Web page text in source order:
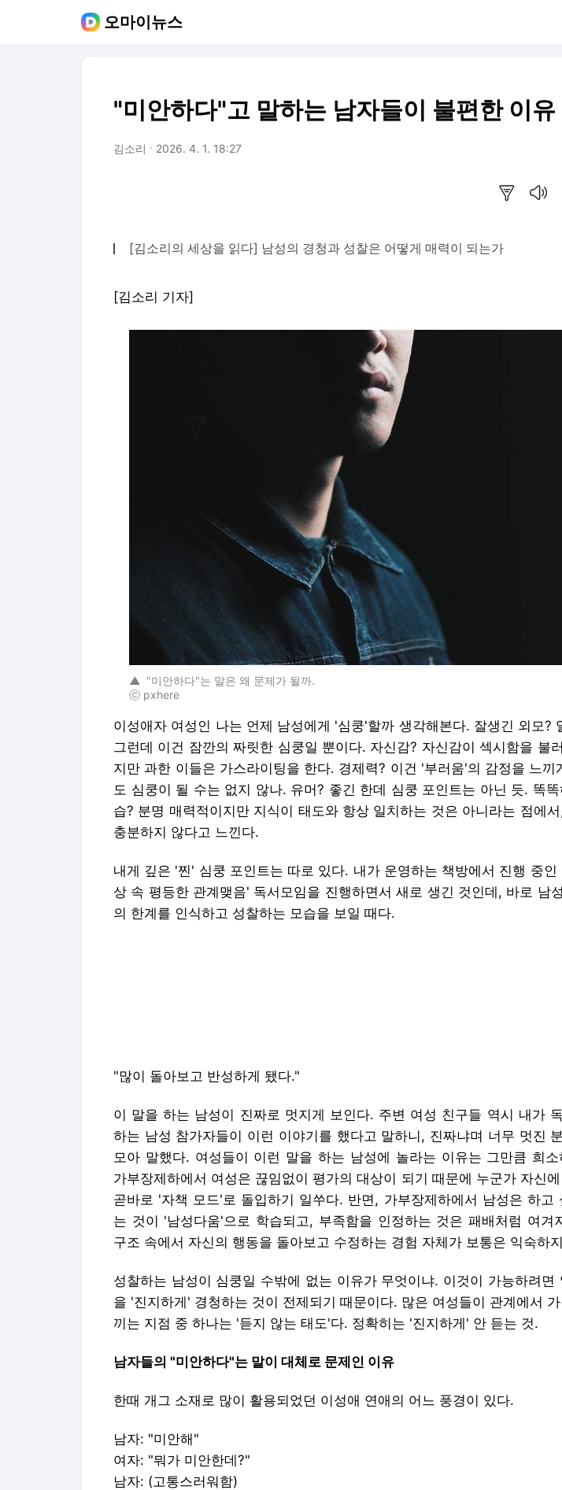
오마이뉴스
"미안하다"고 말하는 남자들이 불편한 이유
김소리 2026. 4. 1. 18:27
[김소리의 세상을 읽다] 남성의 경청과 성찰은 어떻게 매력이 되는가
[김소리 기자]
▲ "미안하다"는 말은 왜 문제가 될까.
ⓒ pxhere
이성애자 여성인 나는 언제 남성에게 '심쿵'할까 생각해본다. 잘생긴 외모?
그런데 이건 잠깐의 짜릿한 심쿵일 뿐이다. 자신감? 자신감이 섹시함을 불
지만 과한 이들은 가스라이팅을 한다. 경제력? 이건 '부러움'의 감정을 느끼
도 심쿵이 될 수는 없지 않나. 유머? 좋긴 한데 심쿵 포인트는 아닌 듯. 똑
습? 분명 매력적이지만 지식이 태도와 항상 일치하는 것은 아니라는 점에
충분하지 않다고 느낀다.
내게 깊은 '찐' 심쿵 포인트는 따로 있다. 내가 운영하는 책방에서 진행 중인
상 속 평등한 관계맺음' 독서모임을 진행하면서 새로 생긴 것인데, 바로 남
의 한계를 인식하고 성찰하는 모습을 보일 때다.
"많이 돌아보고 반성하게 됐다."
이 말을 하는 남성이 진짜로 멋지게 보인다. 주변 여성 친구들 역시 내가
하는 남성 참가자들이 이런 이야기를 했다고 말하니, 진짜냐며 너무 멋진
모아 말했다. 여성들이 이런 말을 하는 남성에 놀라는 이유는 그만큼 희소
가부장제하에서 여성은 끊임없이 평가의 대상이 되기 때문에 누군가 자신
곧바로 '자책 모드'로 돌입하기 일쑤다. 반면, 가부장제하에서 남성은 하고
는 것이 '남성다움'으로 학습되고, 부족함을 인정하는 것은 패배처럼 여겨
구조 속에서 자신의 행동을 돌아보고 수정하는 경험 자체가 보통은 익숙하
성찰하는 남성이 심쿵일 수밖에 없는 이유가 무엇이냐. 이것이 가능하려면
을 '진지하게' 경청하는 것이 전제되기 때문이다. 많은 여성들이 관계에서
끼는 지점 중 하나는 '듣지 않는 태도'다. 정확히는 '진지하게' 안 듣는 것.
남자들의 "미안하다"는 말이 대체로 문제인 이유
한때 개그 소재로 많이 활용되었던 이성애 연애의 어느 풍경이 있다.
남자: "미안해"
여자: "뭐가 미안한데?"
남자: (고통스러워함)